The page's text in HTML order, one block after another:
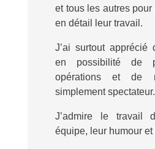
et tous les autres
en détail leur travail.
J’ai surtout apprécié
en possibilité de
opérations et de
simplement spectateur.
J’admire le travail
équipe, leur humour